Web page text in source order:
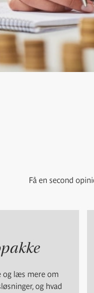
Få en second
og læs mere om
og hvad